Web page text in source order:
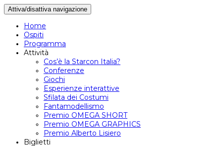
Attiva/disattiva navigazione
Home
Ospiti
Programma
Attività
Cos’è la Starcon Italia?
Conferenze
Giochi
Esperienze interattive
Sfilata dei Costumi
Fantamodellismo
Premio OMEGA SHORT
Premio OMEGA GRAPHICS
Premio Alberto Lisiero
Biglietti